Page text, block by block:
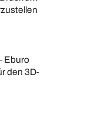
Eburo
den 3D-